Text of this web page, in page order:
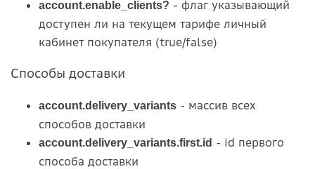
account.enable_clients? - флаг указывающий
доступен ли на текущем тарифе личный
кабинет покупателя (true/false)
Способы доставки
account.delivery_variants - массив всех
способов доставки
account.delivery_variants.first.id - id первого
способа доставки